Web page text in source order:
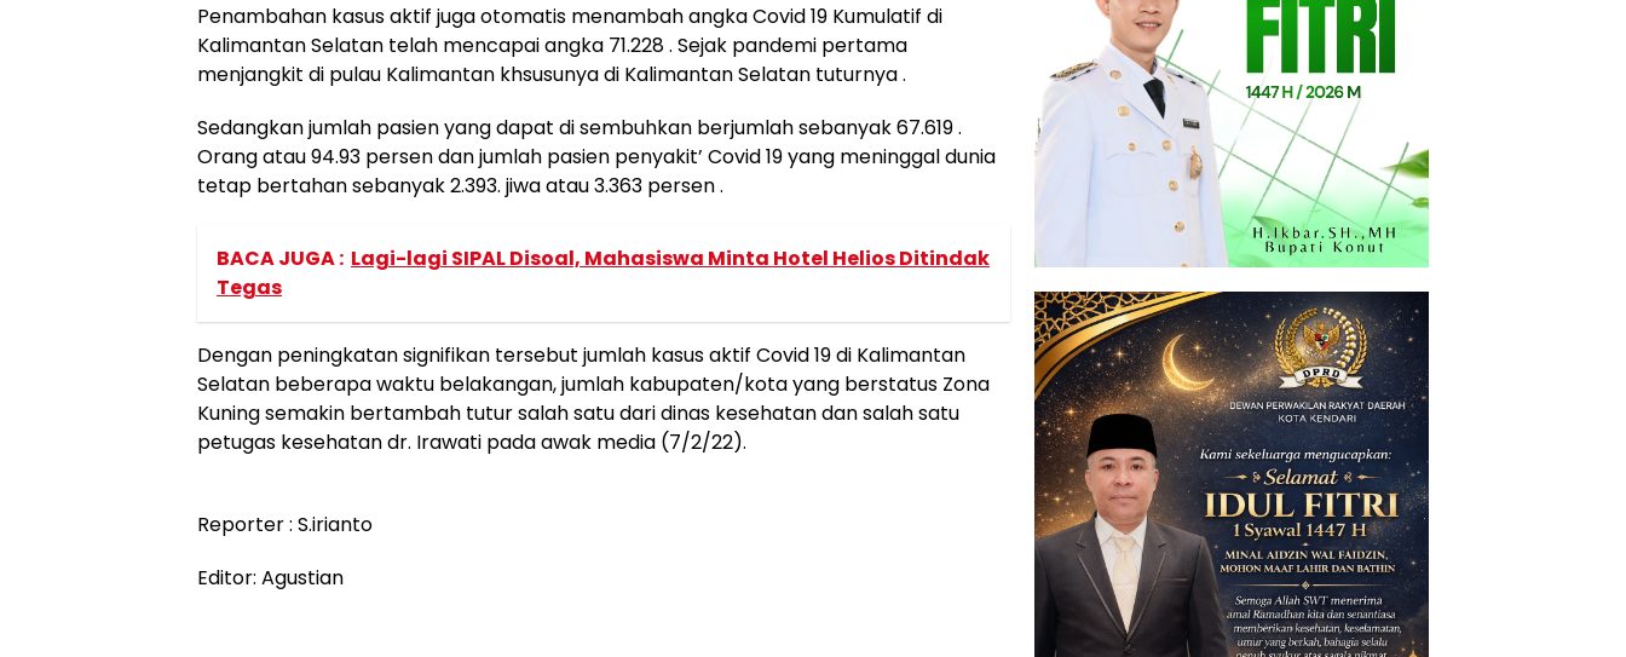
Penambahan kasus aktif juga otomatis menambah angka Covid 19 Kumulatif di
Kalimantan Selatan telah mencapai angka 71.228 . Sejak pandemi pertama
menjangkit di pulau Kalimantan khsusunya di Kalimantan Selatan tuturnya .
Sedangkan jumlah pasien yang dapat di sembuhkan berjumlah sebanyak 67.619 .
Orang atau 94.93 persen dan jumlah pasien penyakit’ Covid 19 yang meninggal dunia
tetap bertahan sebanyak 2.393. jiwa atau 3.363 persen .
BACA JUGA : Lagi-lagi SIPAL Disoal, Mahasiswa Minta Hotel Helios Ditindak
Tegas
Dengan peningkatan signifikan tersebut jumlah kasus aktif Covid 19 di Kalimantan
Selatan beberapa waktu belakangan, jumlah kabupaten/kota yang berstatus Zona
Kuning semakin bertambah tutur salah satu dari dinas kesehatan dan salah satu
petugas kesehatan dr. Irawati pada awak media (7/2/22).
Reporter : S.irianto
Editor: Agustian